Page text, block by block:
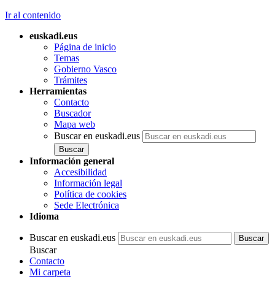
Ir al contenido
euskadi.eus
Página de inicio
Temas
Gobierno Vasco
Trámites
Herramientas
Contacto
Buscador
Mapa web
Buscar en euskadi.eus
Información general
Accesibilidad
Información legal
Política de cookies
Sede Electrónica
Idioma
Buscar en euskadi.eus
Buscar
Contacto
Mi carpeta